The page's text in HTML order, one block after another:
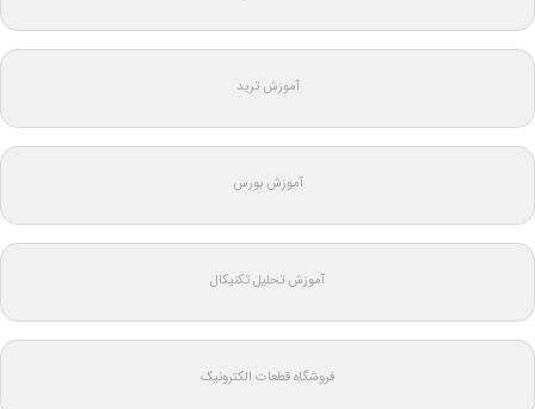
آموزش ترید
آموزش بورس
آموزش تحلیل تکنیکال
فروشگاه قطعات الکترونیک